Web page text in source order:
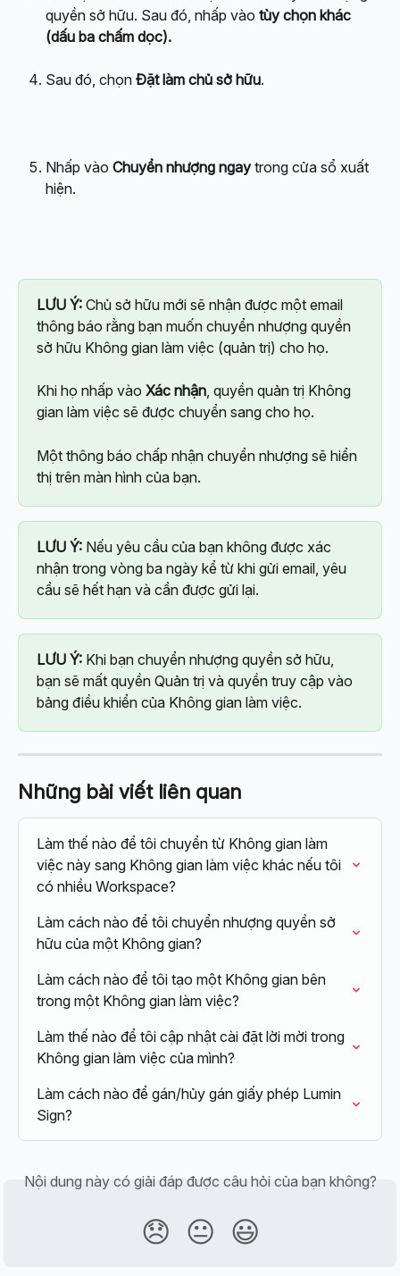
quyền sở hữu. Sau đó, nhấp vào tùy chọn khác
(dấu ba chấm dọc).
Sau đó, chọn Đặt làm chủ sở hữu.
Nhấp vào Chuyển nhượng ngay trong cửa sổ xuất
hiện.
LƯU Ý: Chủ sở hữu mới sẽ nhận được một email
thông báo rằng bạn muốn chuyển nhượng quyền
sở hữu Không gian làm việc (quản trị) cho họ.
Khi họ nhấp vào Xác nhận, quyền quản trị Không
gian làm việc sẽ được chuyển sang cho họ.
Một thông báo chấp nhận chuyển nhượng sẽ hiển
thị trên màn hình của bạn.
LƯU Ý: Nếu yêu cầu của bạn không được xác
nhận trong vòng ba ngày kể từ khi gửi email, yêu
cầu sẽ hết hạn và cần được gửi lại.
LƯU Ý: Khi bạn chuyển nhượng quyền sở hữu,
bạn sẽ mất quyền Quản trị và quyền truy cập vào
bảng điều khiển của Không gian làm việc.
Những bài viết liên quan
Làm thế nào để tôi chuyển từ Không gian làm
việc này sang Không gian làm việc khác nếu tôi
có nhiều Workspace?
Làm cách nào để tôi chuyển nhượng quyền sở
hữu của một Không gian?
Làm cách nào để tôi tạo một Không gian bên
trong một Không gian làm việc?
Làm thế nào để tôi cập nhật cài đặt lời mời trong
Không gian làm việc của mình?
Làm cách nào để gán/hủy gán giấy phép Lumin
Sign?
Nội dung này có giải đáp được câu hỏi của bạn không?
😞 😐 😃